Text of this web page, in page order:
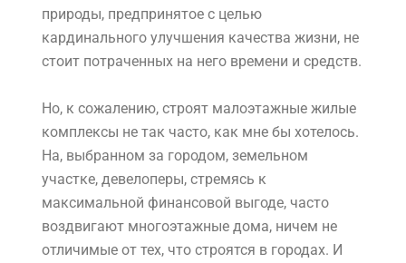
природы, предпринятое с целью
кардинального улучшения качества жизни, не
стоит потраченных на него времени и средств.
Но, к сожалению, строят малоэтажные жилые
комплексы не так часто, как мне бы хотелось.
На, выбранном за городом, земельном
участке, девелоперы, стремясь к
максимальной финансовой выгоде, часто
воздвигают многоэтажные дома, ничем не
отличимые от тех, что строятся в городах. И